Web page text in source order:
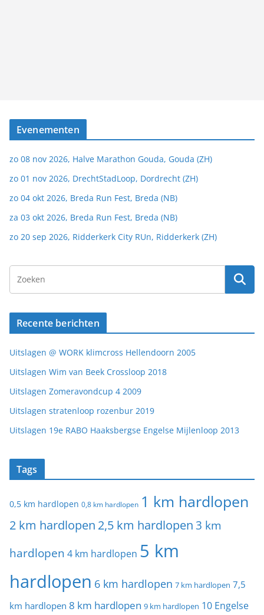
Evenementen
zo 08 nov 2026, Halve Marathon Gouda, Gouda (ZH)
zo 01 nov 2026, DrechtStadLoop, Dordrecht (ZH)
zo 04 okt 2026, Breda Run Fest, Breda (NB)
za 03 okt 2026, Breda Run Fest, Breda (NB)
zo 20 sep 2026, Ridderkerk City RUn, Ridderkerk (ZH)
Recente berichten
Uitslagen @ WORK klimcross Hellendoorn 2005
Uitslagen Wim van Beek Crossloop 2018
Uitslagen Zomeravondcup 4 2009
Uitslagen stratenloop rozenbur 2019
Uitslagen 19e RABO Haaksbergse Engelse Mijlenloop 2013
Tags
0,5 km hardlopen 0,8 km hardlopen 1 km hardlopen
2 km hardlopen 2,5 km hardlopen 3 km
hardlopen 4 km hardlopen 5 km
hardlopen 6 km hardlopen 7 km hardlopen 7,5
km hardlopen 8 km hardlopen 9 km hardlopen 10 Engelse